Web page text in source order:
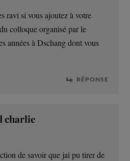
ravi si vous ajoutez à votre
colloque organisé par le
années à Dschang dont vous
RÉPONSE
charlie
de savoir que jai pu tirer de